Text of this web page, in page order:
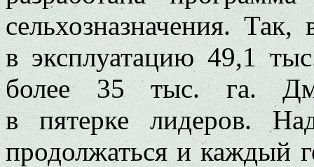
сельхозназначения.
в эксплуатацию 49,1
более 35 тыс. га.
в пятерке лидеров.
продолжаться и каждый